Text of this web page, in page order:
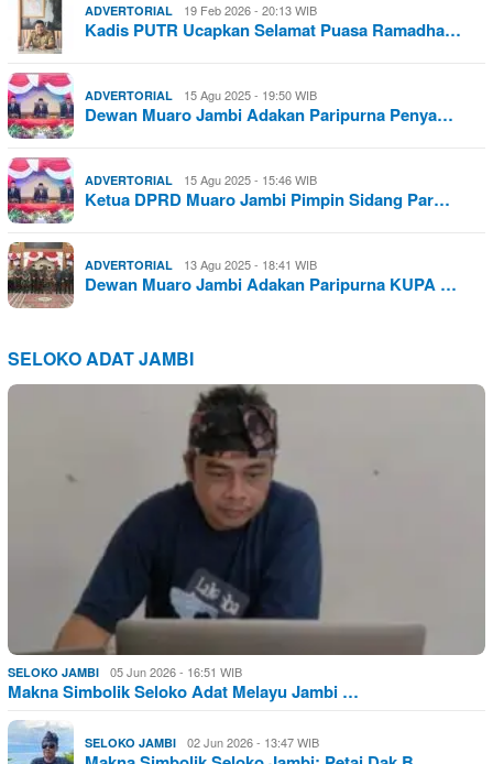
ADVERTORIAL 19 Feb 2026 - 20:13 WIB
Kadis PUTR Ucapkan Selamat Puasa Ramadha…
ADVERTORIAL 15 Agu 2025 - 19:50 WIB
Dewan Muaro Jambi Adakan Paripurna Penya…
ADVERTORIAL 15 Agu 2025 - 15:46 WIB
Ketua DPRD Muaro Jambi Pimpin Sidang Par…
ADVERTORIAL 13 Agu 2025 - 18:41 WIB
Dewan Muaro Jambi Adakan Paripurna KUPA …
SELOKO ADAT JAMBI
SELOKO JAMBI 05 Jun 2026 - 16:51 WIB
Makna Simbolik Seloko Adat Melayu Jambi …
SELOKO JAMBI 02 Jun 2026 - 13:47 WIB